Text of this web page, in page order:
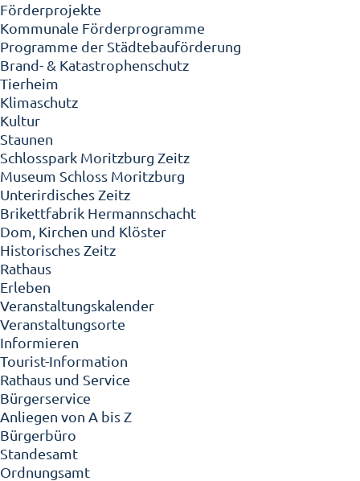
Förderprojekte
Kommunale Förderprogramme
Programme der Städtebauförderung
Brand- & Katastrophenschutz
Tierheim
Klimaschutz
Kultur
Staunen
Schlosspark Moritzburg Zeitz
Museum Schloss Moritzburg
Unterirdisches Zeitz
Brikettfabrik Hermannschacht
Dom, Kirchen und Klöster
Historisches Zeitz
Rathaus
Erleben
Veranstaltungskalender
Veranstaltungsorte
Informieren
Tourist-Information
Rathaus und Service
Bürgerservice
Anliegen von A bis Z
Bürgerbüro
Standesamt
Ordnungsamt